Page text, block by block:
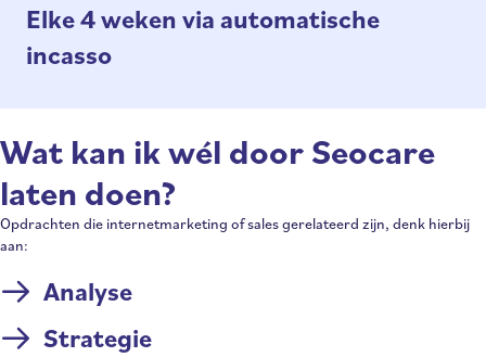
Elke 4 weken via automatische
incasso
Wat kan ik wél door Seocare
laten doen?
Opdrachten die internetmarketing of sales gerelateerd zijn, denk hierbij
aan:
Analyse
Strategie